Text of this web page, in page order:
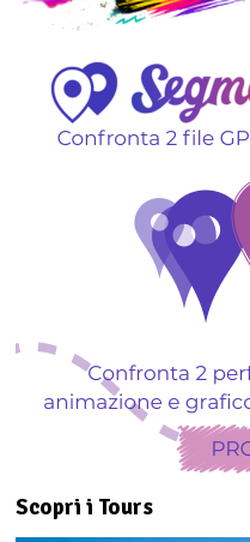
Scopri i Tours